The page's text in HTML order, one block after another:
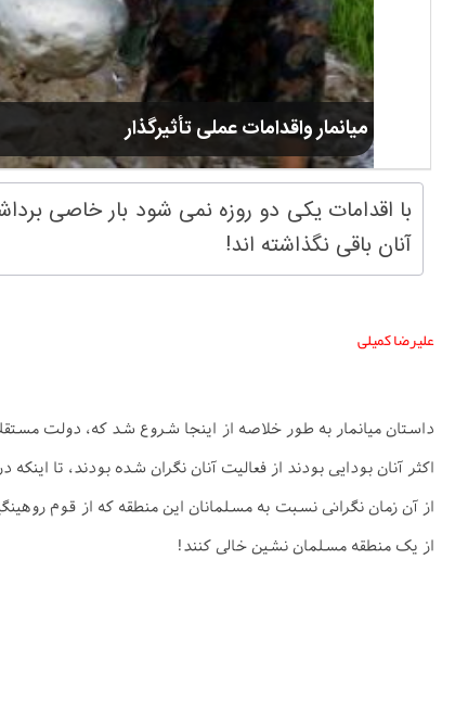
میانمار واقدامات عملی تأثیرگذار
با اقدامات یکی دو روزه نمی شود بار خاصی
آنان باقی نگذاشته اند!
علیرضا کمیلی
اکثر آنان بودایی بودند از فعالیت آنان نگران شده بودند، تا اینکه در سال 1784 به آنان حمله کرده و آراکان را به برمه افزوده و نام دولت جدید
از آن زمان نگرانی نسبت به مسلمانان این منطقه که از قوم
از یک منطقه مسلمان نشین خالی کنند!